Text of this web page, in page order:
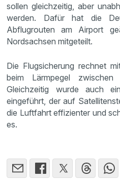
sollen gleichzeitig, aber
werden. Dafür hat die
Abflugrouten am Airport
Nordsachsen mitgeteilt.
Die Flugsicherung rechnet
beim Lärmpegel
Gleichzeitig wurde auch
eingeführt, der auf
die Luftfahrt effizienter und
es.